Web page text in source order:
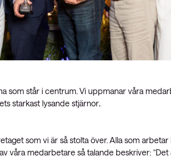
som står i centrum. Vi uppmanar våra
starkast lysande stjärnor.
som vi är så stolta över. Alla som
våra medarbetare så talande beskriver: